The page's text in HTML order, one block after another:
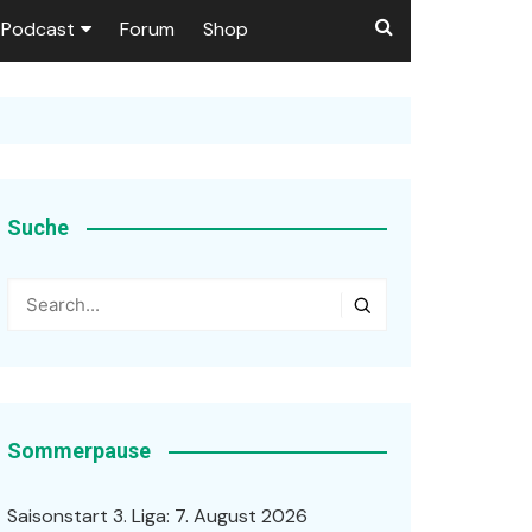
Podcast Forum Shop
Suche
Sommerpause
Saisonstart 3. Liga: 7. August 2026